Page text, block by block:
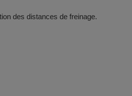
des distances de freinage.